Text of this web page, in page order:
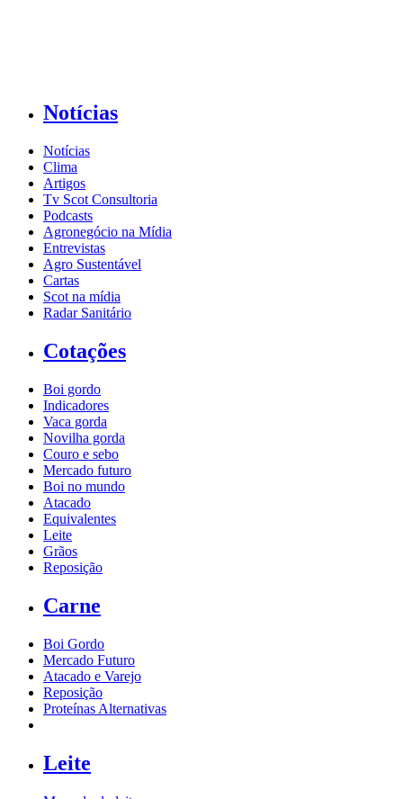
Notícias
Notícias
Clima
Artigos
Tv Scot Consultoria
Podcasts
Agronegócio na Mídia
Entrevistas
Agro Sustentável
Cartas
Scot na mídia
Radar Sanitário
Cotações
Boi gordo
Indicadores
Vaca gorda
Novilha gorda
Couro e sebo
Mercado futuro
Boi no mundo
Atacado
Equivalentes
Leite
Grãos
Reposição
Carne
Boi Gordo
Mercado Futuro
Atacado e Varejo
Reposição
Proteínas Alternativas
Leite